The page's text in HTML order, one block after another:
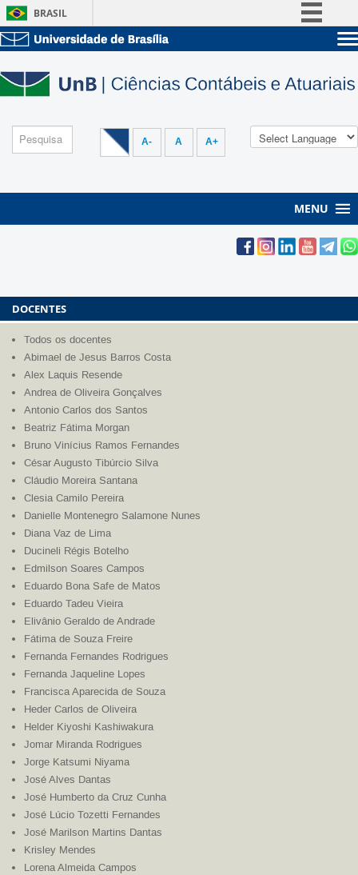
BRASIL
Participe
Legislação
Unidades acadêmicas
Estude na UnB
Administração
Servidor
A- A A+
MENU
DOCENTES
Todos os docentes
Abimael de Jesus Barros Costa
Alex Laquis Resende
Andrea de Oliveira Gonçalves
Antonio Carlos dos Santos
Beatriz Fátima Morgan
Bruno Vinícius Ramos Fernandes
César Augusto Tibúrcio Silva
Cláudio Moreira Santana
Clesia Camilo Pereira
Danielle Montenegro Salamone Nunes
Diana Vaz de Lima
Ducineli Régis Botelho
Edmilson Soares Campos
Eduardo Bona Safe de Matos
Eduardo Tadeu Vieira
Elivânio Geraldo de Andrade
Fátima de Souza Freire
Fernanda Fernandes Rodrigues
Fernanda Jaqueline Lopes
Francisca Aparecida de Souza
Heder Carlos de Oliveira
Helder Kiyoshi Kashiwakura
Jomar Miranda Rodrigues
Jorge Katsumi Niyama
José Alves Dantas
José Humberto da Cruz Cunha
José Lúcio Tozetti Fernandes
José Marilson Martins Dantas
Krisley Mendes
Lorena Almeida Campos